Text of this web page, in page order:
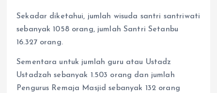
Sekadar diketahui, jumlah wisuda santri santriwati
sebanyak 1058 orang, jumlah Santri Setanbu
16.327 orang.
Sementara untuk jumlah guru atau Ustadz
Ustadzah sebanyak 1.503 orang dan jumlah
Pengurus Remaja Masjid sebanyak 132 orang